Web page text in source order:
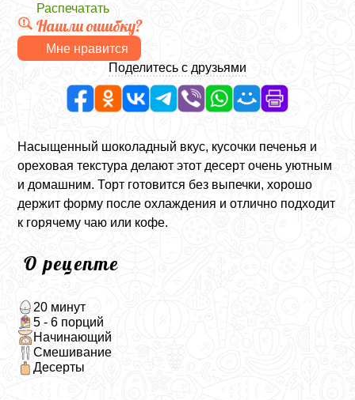
Распечатать
Нашли ошибку?
Мне нравится
Поделитесь с друзьями
Насыщенный шоколадный вкус, кусочки печенья и
ореховая текстура делают этот десерт очень уютным
и домашним. Торт готовится без выпечки, хорошо
держит форму после охлаждения и отлично подходит
к горячему чаю или кофе.
О рецепте
20 минут
5 - 6 порций
Начинающий
Смешивание
Десерты